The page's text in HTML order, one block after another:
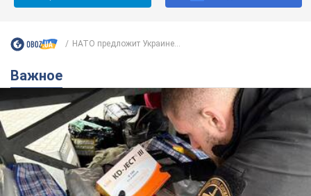
НАТО предложит Украине...
Важное